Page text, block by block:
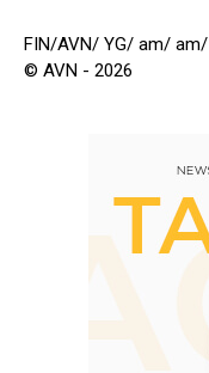
FIN/AVN/ YG/ am/ am/
© AVN - 2026